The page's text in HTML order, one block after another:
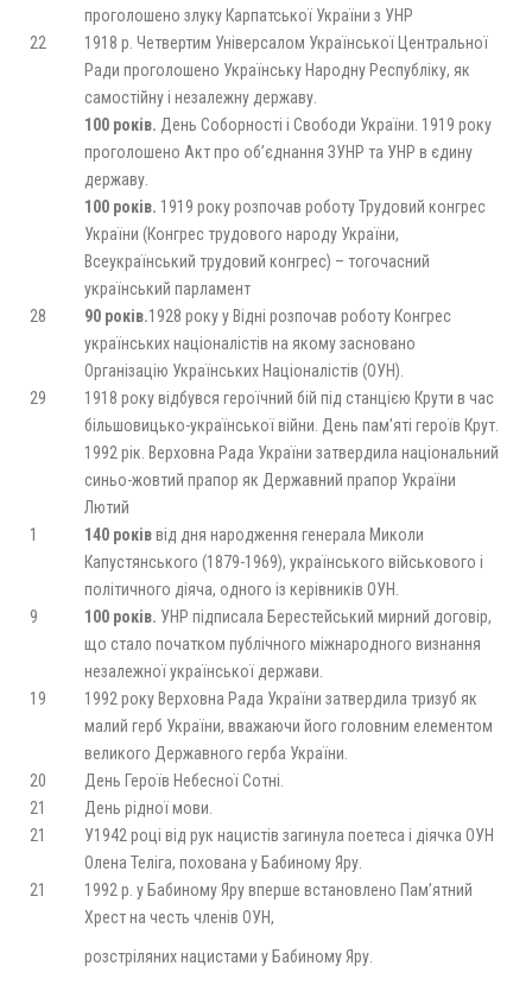
проголошено злуку Карпатської України з УНР
22
1918 р. Четвертим Універсалом Української Центральної
Ради проголошено Українську Народну Республіку, як
самостійну і незалежну державу.
100 років. День Соборності і Свободи України. 1919 року
проголошено Акт про об’єднання ЗУНР та УНР в єдину
державу.
100 років. 1919 року розпочав роботу Трудовий конгрес
України (Конгрес трудового народу України,
Всеукраїнський трудовий конгрес) – тогочасний
український парламент
28
90 років.1928 року у Відні розпочав роботу Конгрес
українських націоналістів на якому засновано
Організацію Українських Націоналістів (ОУН).
29
1918 року відбувся героїчний бій під станцією Крути в час
більшовицько-української війни. День пам’яті героїв Крут.
1992 рік. Верховна Рада України затвердила національний
синьо-жовтий прапор як Державний прапор України
Лютий
1
140 роківвід дня народження генерала Миколи
Капустянського (1879-1969), українського військового і
політичного діяча, одного із керівників ОУН.
9
100 років. УНР підписала Берестейський мирний договір,
що стало початком публічного міжнародного визнання
незалежної української держави.
19
1992 року Верховна Рада України затвердила тризуб як
малий герб України, вважаючи його головним елементом
великого Державного герба України.
20
День Героїв Небесної Сотні.
21
День рідної мови.
21
У1942 році від рук нацистів загинула поетеса і діячка ОУН
Олена Теліга, похована у Бабиному Яру.
21
1992 р. у Бабиному Яру вперше встановлено Пам’ятний
Хрест на честь членів ОУН,
розстріляних нацистами у Бабиному Яру.